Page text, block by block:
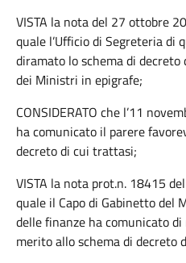
VISTA la nota del 27 ottobre
quale l’Ufficio di Segreteria di
diramato lo schema di
dei Ministri in epigrafe;
CONSIDERATO che l’11
ha comunicato il parere
decreto di cui trattasi;
VISTA la nota prot.n. 18415
quale il Capo di Gabinetto del
delle finanze ha comunicato
merito allo schema di decreto